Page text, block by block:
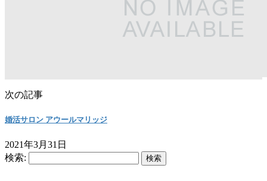
次の記事
婚活サロン アウールマリッジ
2021年3月31日
検索: